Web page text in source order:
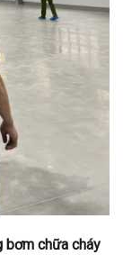
bơm chữa cháy